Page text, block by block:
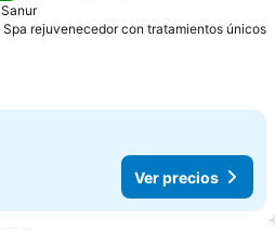
Sanur
Spa rejuvenecedor con tratamientos únicos
Ver precios